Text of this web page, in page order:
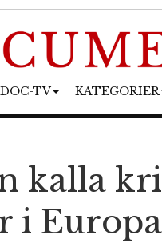
DOC-TV KATEGORIER
kalla
i